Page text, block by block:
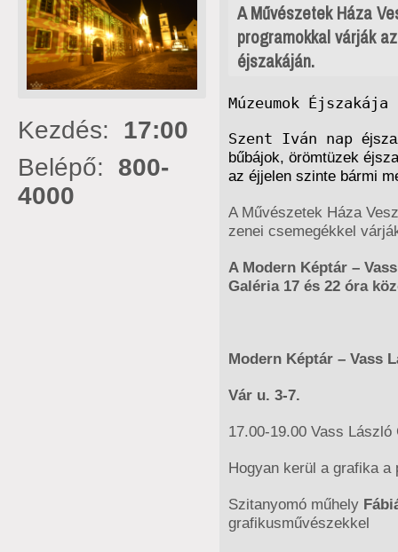
A Művészetek Háza
programokkal várják
éjszakáján.
Múzeumok Éjszakája
Szent Iván nap
bűbájok, örömtüzek
az éjjelen szinte bármi
A Művészetek Háza
zenei csemegékkel
A Modern Képtár –
Galéria 17 és 22 óra
Modern Képtár – Vass
Vár u. 3-7.
17.00-19.00 Vass
Hogyan kerül a grafika a
Szitanyomó műhely
grafikusművészekkel
Kezdés: 17:00
Belépő: 800-
4000